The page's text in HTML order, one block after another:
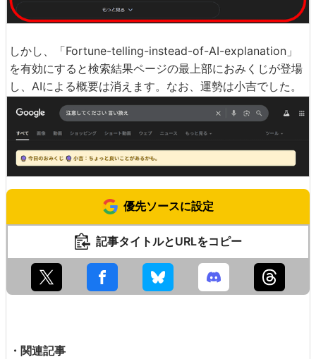
しかし、「Fortune-telling-instead-of-AI-explanation」
を有効にすると検索結果ページの最上部におみくじが登場
し、AIによる概要は消えます。なお、運勢は小吉でした。
優先ソースに設定
記事タイトルとURLをコピー
・関連記事